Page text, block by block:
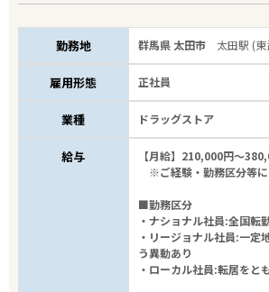
勤務地 群馬県 太田市 太田駅 (
雇用形態 正社員
業種 ドラッグストア
給与
【月給】210,000円～
※ご経験・勤務区分等
■勤務区分
・ナショナル社員:全国転
・リージョナル社員:一定
う異動あり
・ローカル社員:転居をと